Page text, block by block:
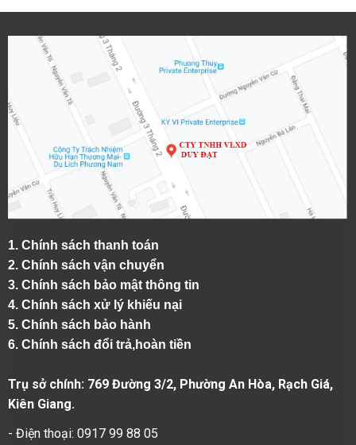
1. Chính sách thanh toán
2. Chính sách vận chuyển
3. Chính sách bảo mật thông tin
4. Chính sách xử lý khiếu nại
5. Chính sách bảo hành
6. Chính sách đổi trả,hoàn tiền
Trụ sở chính: 769 Đường 3/2, Phường An Hòa, Rạch Giá,
Kiên Giang.
- Điện thoại: 0917 99 88 05